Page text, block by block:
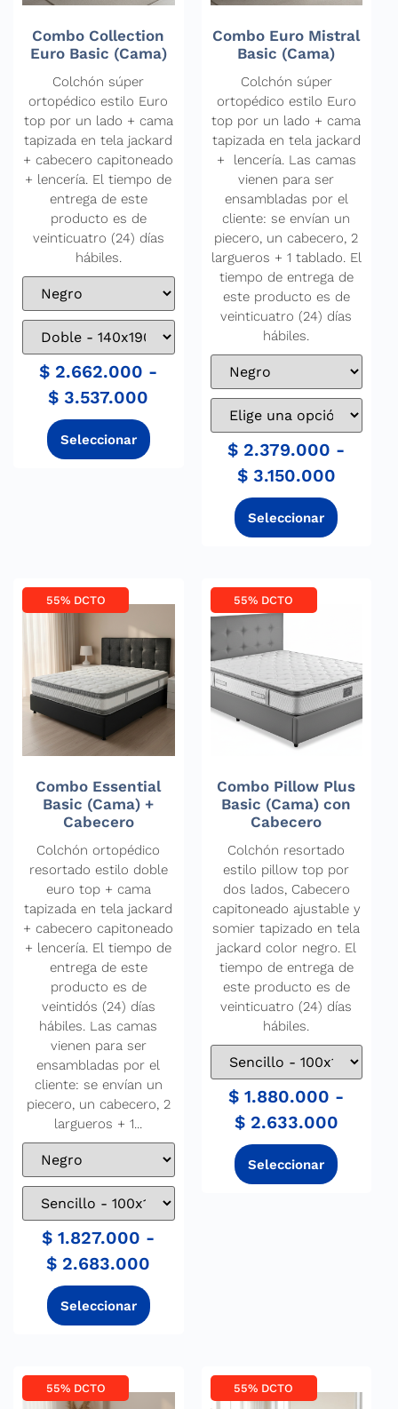
Combo Collection
Euro Basic (Cama)
Colchón súper
ortopédico estilo Euro
top por un lado + cama
tapizada en tela jackard
+ cabecero capitoneado
+ lencería. El tiempo de
entrega de este
producto es de
veinticuatro (24) días
hábiles.
$ 2.662.000 -
$ 3.537.000
Combo Euro Mistral
Basic (Cama)
Colchón súper
ortopédico estilo Euro
top por un lado + cama
tapizada en tela jackard
+ lencería. Las camas
vienen para ser
ensambladas por el
cliente: se envían un
piecero, un cabecero, 2
largueros + 1 tablado. El
tiempo de entrega de
este producto es de
veinticuatro (24) días
hábiles.
$ 2.379.000 -
$3.150.000
55% DCTO
Combo Essential
Basic (Cama) +
Cabecero
Colchón ortopédico
resortado estilo doble
euro top + cama
tapizada en tela jackard
+ cabecero capitoneado
+ lencería. El tiempo de
entrega de este
producto es de
veintidós (24) días
hábiles. Las camas
vienen para ser
ensambladas por el
cliente: se envían un
piecero, un cabecero, 2
largueros + 1...
$ 1.827.000 -
$ 2.683.000
55% DCTO
Combo Pillow Plus
Basic (Cama) con
Cabecero
Colchón resortado
estilo pillow top por
dos lados, Cabecero
capitoneado ajustable y
somier tapizado en tela
jackard color negro. El
tiempo de entrega de
este producto es de
veinticuatro (24) días
hábiles.
$ 1.880.000 -
$2.633.000
55% DCTO 55% DCTO